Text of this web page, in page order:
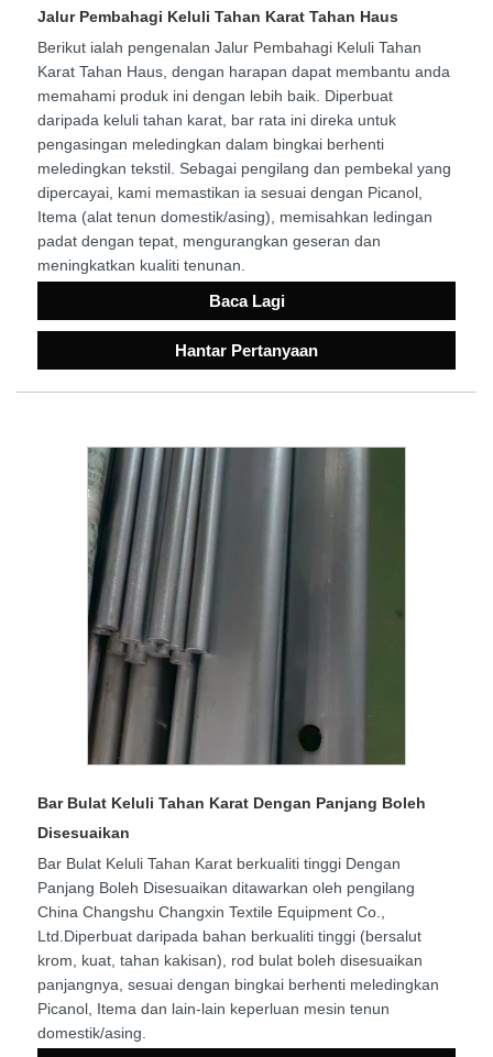
Jalur Pembahagi Keluli Tahan Karat Tahan Haus
Berikut ialah pengenalan Jalur Pembahagi Keluli Tahan
Karat Tahan Haus, dengan harapan dapat membantu anda
memahami produk ini dengan lebih baik. Diperbuat
daripada keluli tahan karat, bar rata ini direka untuk
pengasingan meledingkan dalam bingkai berhenti
meledingkan tekstil. Sebagai pengilang dan pembekal yang
dipercayai, kami memastikan ia sesuai dengan Picanol,
Itema (alat tenun domestik/asing), memisahkan ledingan
padat dengan tepat, mengurangkan geseran dan
meningkatkan kualiti tenunan.
Baca Lagi
Hantar Pertanyaan
Bar Bulat Keluli Tahan Karat Dengan Panjang Boleh
Disesuaikan
Bar Bulat Keluli Tahan Karat berkualiti tinggi Dengan
Panjang Boleh Disesuaikan ditawarkan oleh pengilang
China Changshu Changxin Textile Equipment Co.,
Ltd.Diperbuat daripada bahan berkualiti tinggi (bersalut
krom, kuat, tahan kakisan), rod bulat boleh disesuaikan
panjangnya, sesuai dengan bingkai berhenti meledingkan
Picanol, Itema dan lain-lain keperluan mesin tenun
domestik/asing.